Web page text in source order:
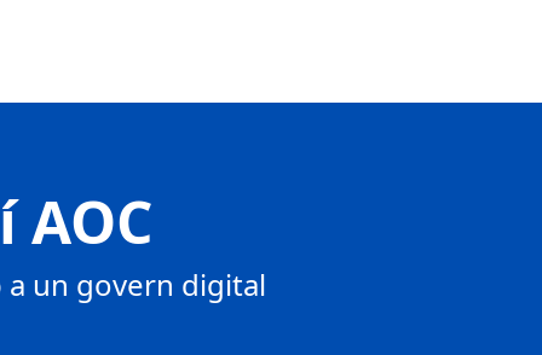
a un govern digital